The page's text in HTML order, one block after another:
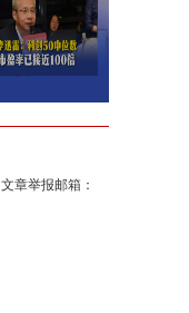
文章举报邮箱：